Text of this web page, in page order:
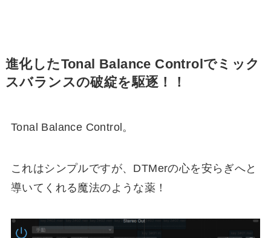
進化したTonal Balance Controlでミック
スバランスの破綻を駆逐！！
Tonal Balance Control。
これはシンプルですが、DTMerの心を安らぎへと
導いてくれる魔法のような薬！